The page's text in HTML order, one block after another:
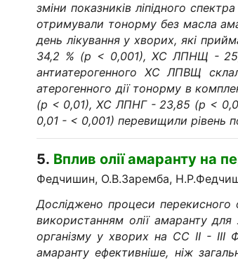
зміни показників ліпідного
отримували тонорму без масла
день лікування у хворих, які
34,2 % (р < 0,001), ХС ЛПНЩ - 25,8
антиатерогенного ХС ЛПВЩ
атерогенного дії тонорму в
(р < 0,01), ХС ЛПНГ - 23,85 (р <
0,01 - < 0,001) перевищили рівень
5. Вплив олії амаранту на
Федчишин, О.В.Заремба,
Досліджено процеси перекисного
використанням олії амаранту
організму у хворих на СС ІІ -
амаранту ефективніше, ніж